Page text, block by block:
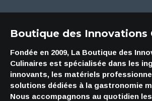
Boutique des Innovations
Fondée en 2009, La Boutique des
Culinaires est spécialisée dans les
innovants, les matériels
solutions dédiées à la gastronomie
Nous accompagnons au quotidien